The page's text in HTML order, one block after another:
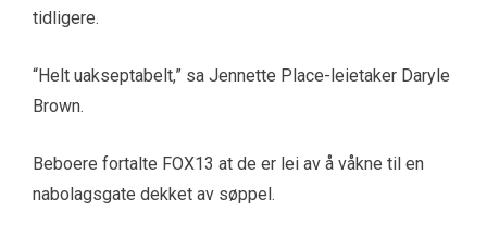
tidligere.
“Helt uakseptabelt,” sa Jennette Place-leietaker Daryle
Brown.
Beboere fortalte FOX13 at de er lei av å våkne til en
nabolagsgate dekket av søppel.